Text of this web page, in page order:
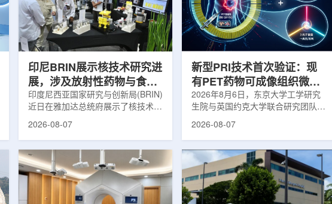
印尼BRIN展示核技术研究进
展，涉及放射性药物与食品
辐照应用
印度尼西亚国家研究与创新局(BRIN)
近日在雅加达总统府展示了核技术研
究成果。BRIN局长阿里夫·萨特里亚
粮食和健康等领域。在健康领域，
BRIN正在开发用于核医学的放射性
药物。这类药物含有放射性物质，可
用于癌症诊断和治疗。阿里夫表示，
2026-08-07
新型PRI技术首次验证：现
有PET药物可成像组织微环
境
2026年8月6日，东京大学工学研究
生院与英国约克大学联合研究团队宣
布，已建立一种利用正电子三光子衰
该方法可结合现有临床PET显像剂使
用，有望为核医学影像提供观察组织
微环境的新手段。利用正电子-3光子
衰变的下一代核医学成像概念图目前
2026-08-07